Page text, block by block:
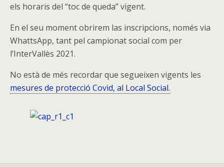
els horaris del “toc de queda” vigent.
En el seu moment obrirem las inscripcions, només via
WhattsApp, tant pel campionat social com per
l’InterVallès 2021.
No està de més recordar que segueixen vigents les
mesures de protecció Covid, al Local Social.